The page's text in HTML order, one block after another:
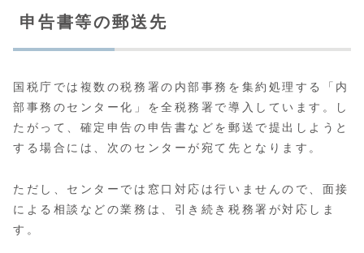
申告書等の郵送先
国税庁では複数の税務署の内部事務を集約処理する「内
部事務のセンター化」を全税務署で導入しています。し
たがって、確定申告の申告書などを郵送で提出しようと
する場合には、次のセンターが宛て先となります。
ただし、センターでは窓口対応は行いませんので、面接
による相談などの業務は、引き続き税務署が対応しま
す。